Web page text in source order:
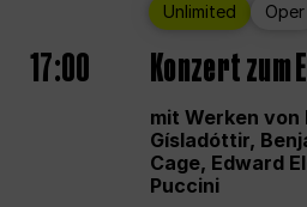
Unlimited Oper
17:00 Konzert
mit Werken von
Gísladóttir,
Cage, Edward
Puccini